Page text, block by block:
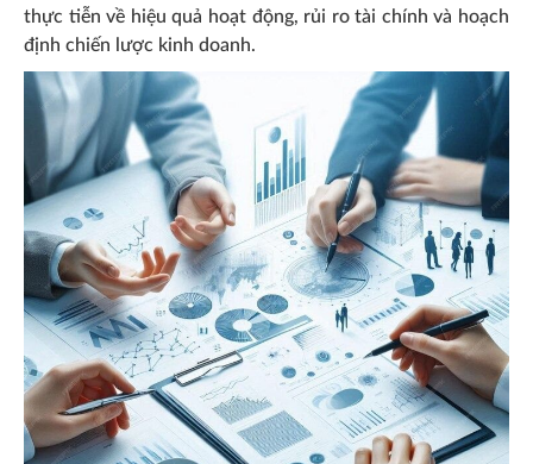
thực tiễn về hiệu quả hoạt động, rủi ro tài chính và hoạch
định chiến lược kinh doanh.